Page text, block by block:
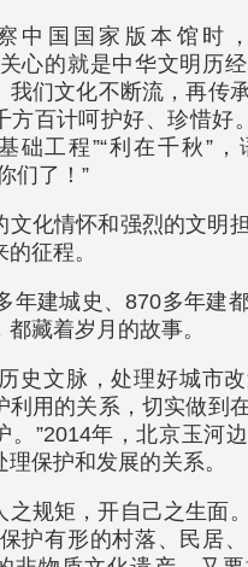
中国国家版本馆时
心的就是中华文明历
我们文化不断流，再传
方百计呵护好、珍惜好
础工程”“利在千秋”
们了！”
文化情怀和强烈的文明
征程。
年建城史、870多年建
藏着岁月的故事。
史文脉，处理好城市
利用的关系，切实做到
。”2014年，北京玉河
保护和发展的关系。
之规矩，开自己之生面
护有形的村落、民居